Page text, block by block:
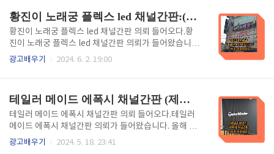
2. 용접하기. 3. 아크릴 엘이디 조립. 4. 시공. 5.은자안
경 갈바 레이저 간판 완성. 6. 포스팅을 마치며. 1. 갈
바 레이저 타공간판이란? 갈바 레이저 타공간판이란 갈
바를 재료로 하여 레이저로 문자를 타공 하여 만든 간판
으로 타공 되어 빈 공간에 광학산 아크릴로 채워서 고정
황진이 노래궁 플렉스 led 채널간판:(제작:동광네온)
황진이 노래궁 플렉스 led 채널간판 의뢰 들어오다.황
진이 노래궁 플렉스 led 채널간판 의뢰가 들어왔습니
다. 1992 년에 간판일을 시작하여 올해 32년째인 사장
렉스 간판이란? 2. 플렉스 led 채널간판이란?. 3. 테두
리 led 부착. 4. 시공. 5. 플렉스 led 채널간판 완성. 6.
포스팅을 마치며. 1. 플렉스 간판이란?프렉스 간판
은 알루미늄틀에 인쇄한 천을 적당히 텐션을 주어서 작
업을 하는 것으로 가격이 저렴하면서도 효과적인 광고
광고배우기 2024. 6. 2. 19:00
테일러 메이드 에폭시 채널간판 (제작:동광네온)
테일러 메이드 에폭시 채널간판 의뢰 들어오다.테일러
메이드 에폭시 채널간판 의뢰가 들어왔습니다. 올해 광
고업에서 일한 지 32년째인 사장님은 디자인부터 용접
광고배우기 2024. 5. 18. 23:41